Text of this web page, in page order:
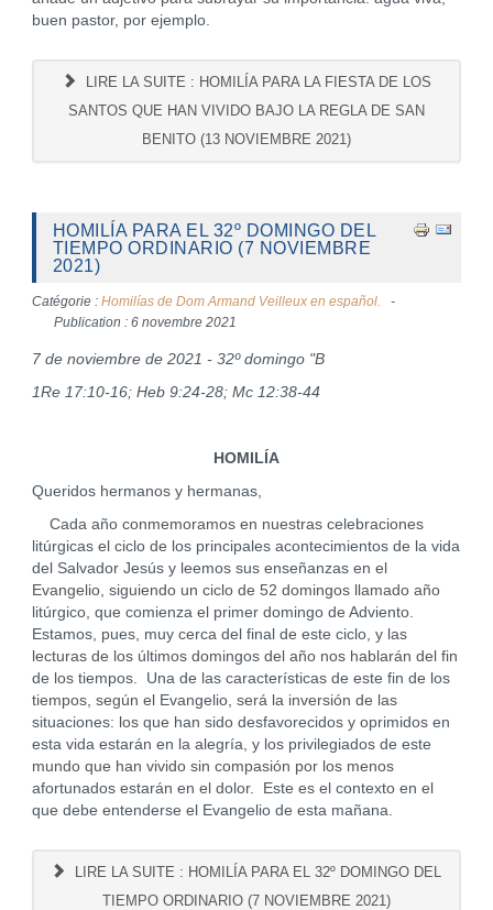
buen pastor, por ejemplo.
LIRE LA SUITE : HOMILÍA PARA LA FIESTA DE LOS
SANTOS QUE HAN VIVIDO BAJO LA REGLA DE SAN
BENITO (13 NOVIEMBRE 2021)
HOMILÍA PARA EL 32º DOMINGO DEL
TIEMPO ORDINARIO (7 NOVIEMBRE
2021)
Catégorie : Homilías de Dom Armand Veilleux en español.
Publication : 6 novembre 2021
7 de noviembre de 2021 - 32º domingo "B
1Re 17:10-16; Heb 9:24-28; Mc 12:38-44
HOMILÍA
Queridos hermanos y hermanas,
Cada año conmemoramos en nuestras celebraciones
litúrgicas el ciclo de los principales acontecimientos de la vida
del Salvador Jesús y leemos sus enseñanzas en el
Evangelio, siguiendo un ciclo de 52 domingos llamado año
litúrgico, que comienza el primer domingo de Adviento.
Estamos, pues, muy cerca del final de este ciclo, y las
lecturas de los últimos domingos del año nos hablarán del fin
de los tiempos. Una de las características de este fin de los
tiempos, según el Evangelio, será la inversión de las
situaciones: los que han sido desfavorecidos y oprimidos en
esta vida estarán en la alegría, y los privilegiados de este
mundo que han vivido sin compasión por los menos
afortunados estarán en el dolor. Este es el contexto en el
que debe entenderse el Evangelio de esta mañana.
LIRE LA SUITE : HOMILÍA PARA EL 32º DOMINGO DEL
TIEMPO ORDINARIO (7 NOVIEMBRE 2021)